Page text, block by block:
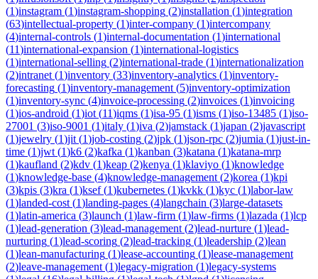
(1)instagram (1)instagram-shopping (2)installation (1)integration
(63)intellectual-property (1)inter-company (1)intercompany
(4)internal-controls (1)internal-documentation (1)international
(11)international-expansion (1)international-logistics
(1)international-selling (2)international-trade (1)internationalization
(2)intranet (1)inventory (33)inventory-analytics (1)inventory-
forecasting (1)inventory-management (5)inventory-optimization
(1)inventory-sync (4)invoice-processing (2)invoices (1)invoicing
(1)ios-android (1)iot (11)iqms (1)isa-95 (1)isms (1)iso-13485 (1)iso-
27001 (3)iso-9001 (1)italy (1)iva (2)jamstack (1)japan (2)javascript
(1)jewelry (1)jit (1)job-costing (2)jpk (1)json-rpc (2)jumia (1)just-in-
time (1)jwt (1)k6 (2)kafka (1)kanban (3)katana (1)katana-mrp
(1)kaufland (2)kdv (1)keap (2)kenya (1)klaviyo (1)knowledge
(1)knowledge-base (4)knowledge-management (2)korea (1)kpi
(3)kpis (3)kra (1)ksef(1)kubernetes (1)kvkk (1)kyc (1)labor-law
(1)landed-cost (1)landing-pages (4)langchain (3)large-datasets
(1)latin-america (3)launch (1)law-firm (1)law-firms (1)lazada (1)lcp
(1)lead-generation (3)lead-management (2)lead-nurture (1)lead-
nurturing (1)lead-scoring (2)lead-tracking (1)leadership (2)lean
(1)lean-manufacturing (1)lease-accounting (1)lease-management
(2)leave-management (1)legacy-migration (1)legacy-systems